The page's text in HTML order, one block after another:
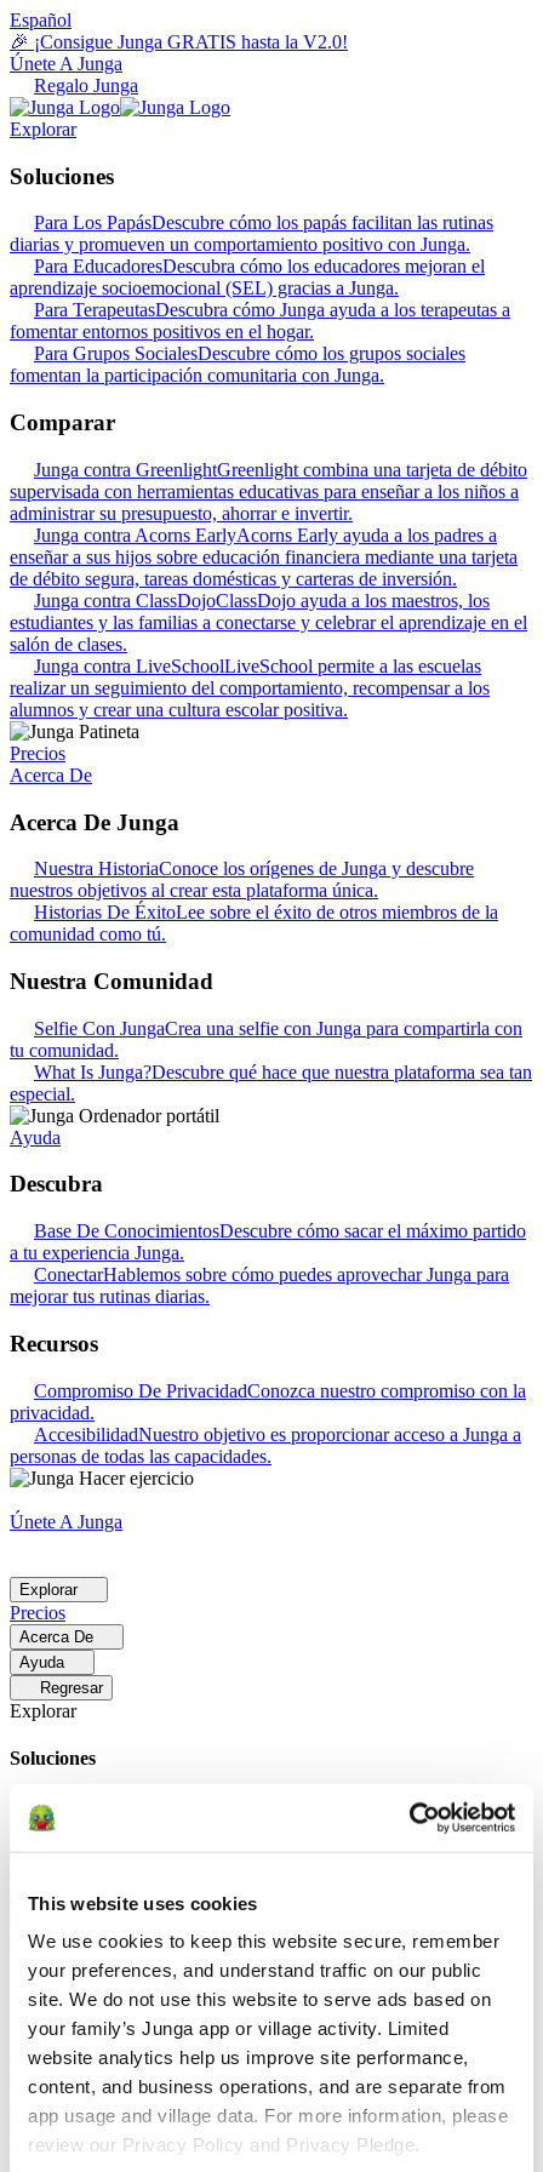
This website uses cookies
We use cookies to keep this website secure, remember
your preferences, and understand traffic on our public
site. We do not use this website to serve ads based on
your family’s Junga app or village activity. Limited
website analytics help us improve site performance,
content, and business operations, and are separate from
app usage and village data. For more information, please
review our Privacy Policy and Privacy Pledge.
Español
🎉 ¡Consigue Junga GRATIS hasta la V2.0!
Únete A Junga
Regalo Junga
Explorar
Soluciones
Para Los PapásDescubre cómo los papás facilitan las rutinas
diarias y promueven un comportamiento positivo con Junga.
Para EducadoresDescubra cómo los educadores mejoran el
aprendizaje socioemocional (SEL) gracias a Junga.
Para TerapeutasDescubra cómo Junga ayuda a los terapeutas a
fomentar entornos positivos en el hogar.
Para Grupos SocialesDescubre cómo los grupos sociales
fomentan la participación comunitaria con Junga.
Comparar
Junga contra GreenlightGreenlight combina una tarjeta de débito
supervisada con herramientas educativas para enseñar a los niños a
administrar su presupuesto, ahorrar e invertir.
Junga contra Acorns EarlyAcorns Early ayuda a los padres a
enseñar a sus hijos sobre educación financiera mediante una tarjeta
de débito segura, tareas domésticas y carteras de inversión.
Junga contra ClassDojoClassDojo ayuda a los maestros, los
estudiantes y las familias a conectarse y celebrar el aprendizaje en el
salón de clases.
Junga contra LiveSchoolLiveSchool permite a las escuelas
realizar un seguimiento del comportamiento, recompensar a los
alumnos y crear una cultura escolar positiva.
Precios
Acerca De
Acerca De Junga
Nuestra HistoriaConoce los orígenes de Junga y descubre
nuestros objetivos al crear esta plataforma única.
Historias De ÉxitoLee sobre el éxito de otros miembros de la
comunidad como tú.
Nuestra Comunidad
Selfie Con JungaCrea una selfie con Junga para compartirla con
tu comunidad.
What Is Junga?Descubre qué hace que nuestra plataforma sea tan
especial.
Ayuda
Descubra
Base De ConocimientosDescubre cómo sacar el máximo partido
a tu experiencia Junga.
ConectarHablemos sobre cómo puedes aprovechar Junga para
mejorar tus rutinas diarias.
Recursos
Compromiso De PrivacidadConozca nuestro compromiso con la
privacidad.
AccesibilidadNuestro objetivo es proporcionar acceso a Junga a
personas de todas las capacidades.
Únete A Junga
Explorar
Precios
Acerca De
Ayuda
Regresar
Explorar
Soluciones
Para Los Papás
Descubre cómo los papás facilitan las rutinas
diarias y promueven un comportamiento positivo con Junga.
Para
EducadoresDescubra cómo los educadores mejoran el aprendizaje
cómo Junga ayuda a los terapeutas a fomentar entornos positivos en
el hogar.
Para Grupos Sociales
fomentan la participación comunitaria con Junga.
Comparar
Junga contra GreenlightGreenlight combina una tarjeta de débito
supervisada con herramientas educativas para enseñar a los niños a
administrar su presupuesto, ahorrar e invertir.
Junga contra Acorns
EarlyAcorns Early ayuda a los padres a enseñar a sus hijos sobre
educación financiera mediante una tarjeta de débito segura, tareas
domésticas y carteras de inversión.
Junga contra